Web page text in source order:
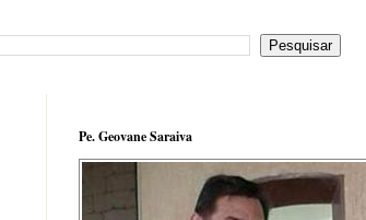
Pe. Geovane Saraiva